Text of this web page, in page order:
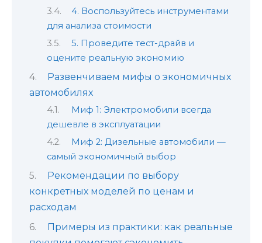
4. Воспользуйтесь инструментами
для анализа стоимости
5. Проведите тест-драйв и
оцените реальную экономию
Развенчиваем мифы о экономичных
автомобилях
Миф 1: Электромобили всегда
дешевле в эксплуатации
Миф 2: Дизельные автомобили —
самый экономичный выбор
Рекомендации по выбору
конкретных моделей по ценам и
расходам
Примеры из практики: как реальные